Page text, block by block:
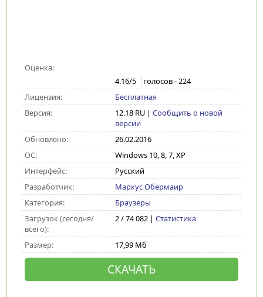
Оценка:
4.16/5 голосов -224
Лицензия:
Бесплатная
Версия:
12.18 RU| Сообщить о новой
версии
Обновлено:
26.02.2016
ОС:
Windows 10, 8, 7, XP
Интерфейс:
Русский
Разработчик:
Маркус Обермаир
Категория:
Браузеры
Загрузок (сегодня/
всего):
2 / 74 082 | Статистика
Размер: 17,99 Мб
СКАЧАТЬ